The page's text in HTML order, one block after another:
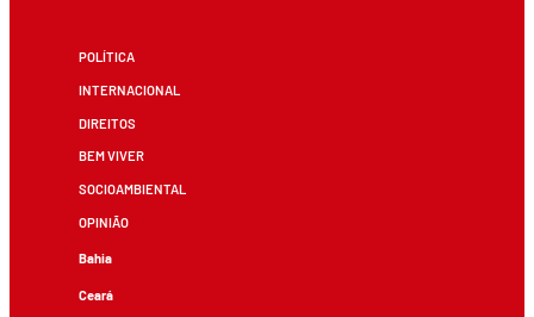
POLÍTICA
INTERNACIONAL
DIREITOS
BEM VIVER
SOCIOAMBIENTAL
OPINIÃO
Bahia
Ceará